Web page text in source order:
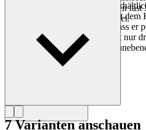
in drei verschiedenen Größen
verschiedenen Höhen. Dies gibt
Tisch so zusammenzustellen, dass er
vorhandenen Möbeln passt. Mit nur
Couchtisch auch gut für leicht
Wegner entwarf in seinem Leben
der Meister des Stuhls bezeichnet.
Profil Hans J. Wegner
7 Varianten anschauen